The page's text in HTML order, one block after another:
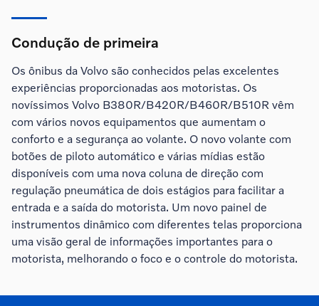
Condução de primeira
Os ônibus da Volvo são conhecidos pelas excelentes
experiências proporcionadas aos motoristas. Os
novíssimos Volvo B380R/B420R/B460R/B510R vêm
com vários novos equipamentos que aumentam o
conforto e a segurança ao volante. O novo volante com
botões de piloto automático e várias mídias estão
disponíveis com uma nova coluna de direção com
regulação pneumática de dois estágios para facilitar a
entrada e a saída do motorista. Um novo painel de
instrumentos dinâmico com diferentes telas proporciona
uma visão geral de informações importantes para o
motorista, melhorando o foco e o controle do motorista.